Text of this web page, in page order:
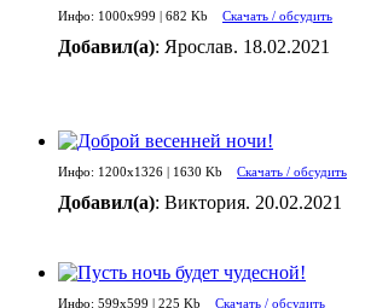
Инфо: 1000х999 | 682 Kb Скачать / обсудить
Добавил(а): Ярослав. 18.02.2021
Инфо: 1200х1326 | 1630 Kb Скачать / обсудить
Добавил(а): Виктория. 20.02.2021
Инфо: 599х599 | 225 Kb Скачать / обсудить